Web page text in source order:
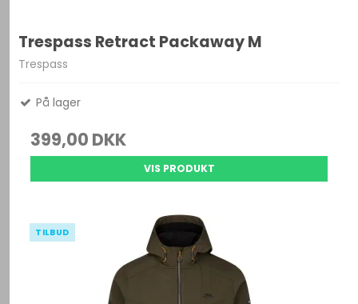
Trespass Retract Packaway M
Trespass
På lager
399,00 DKK
VIS PRODUKT
TILBUD